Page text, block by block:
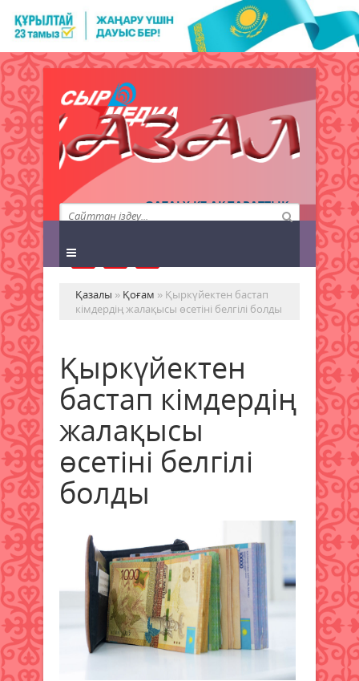
QAZALY.KZ АҚПАРАТТЫҚ
АГЕНТТІГІ
Қазалы » Қоғам » Қыркүйектен бастап
кімдердің жалақысы өсетіні белгілі болды
Қыркүйектен
бастап кімдердің
жалақысы
өсетіні белгілі
болды